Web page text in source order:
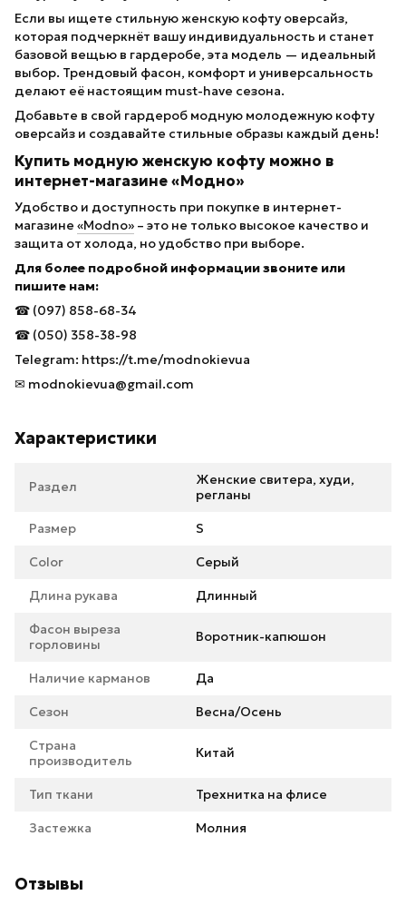
Если вы ищете стильную женскую кофту оверсайз,
которая подчеркнёт вашу индивидуальность и станет
базовой вещью в гардеробе, эта модель — идеальный
выбор. Трендовый фасон, комфорт и универсальность
делают её настоящим must-have сезона.
Добавьте в свой гардероб модную молодежную кофту
оверсайз и создавайте стильные образы каждый день!
Купить модную женскую кофту можно в
интернет-магазине «Модно»
Удобство и доступность при покупке в интернет-
магазине «Modno» – это не только высокое качество и
защита от холода, но удобство при выборе.
Для более подробной информации звоните или
пишите нам:
☎ (097) 858-68-34
☎ (050) 358-38-98
Telegram: https://t.me/modnokievua
✉ modnokievua@gmail.com
Характеристики
Раздел
Женские свитера, худи,
регланы
Размер S
Color Серый
Длина рукава Длинный
Фасон выреза
горловины
Воротник-капюшон
Наличие карманов Да
Сезон Весна/Осень
Страна
производитель
Китай
Тип ткани Трехнитка на флисе
Застежка Молния
Отзывы